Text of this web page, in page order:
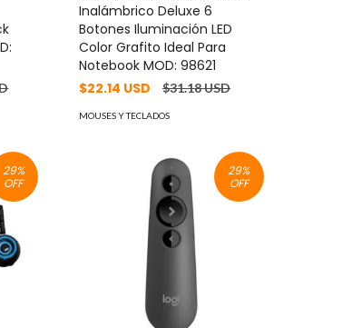
Inalámbrico Deluxe 6
Botones Iluminación LED
Color Grafito Ideal Para
Notebook MOD: 98621
$22.14 USD
$31.18 USD
MOUSES Y TECLADOS
29%
OFF
29%
OFF